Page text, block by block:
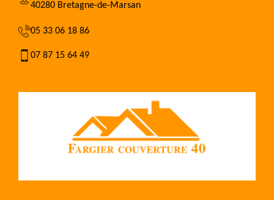
40280 Bretagne-de-Marsan
05 33 06 18 86
07 87 15 64 49